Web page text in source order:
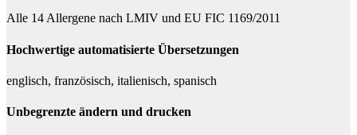
Alle 14 Allergene nach LMIV und EU FIC 1169/2011
Hochwertige automatisierte Übersetzungen
englisch, französisch, italienisch, spanisch
Unbegrenzte ändern und drucken